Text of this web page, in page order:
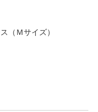
（Ｍサイズ）